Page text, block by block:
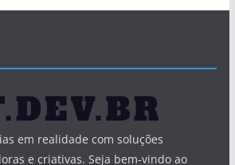
em realidade com soluções
e criativas. Seja bem-vindo ao